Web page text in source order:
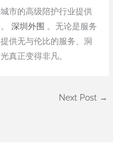
市的高级陪护行业提供
。深圳外围 。无论是服务
供无与伦比的服务、洞
真正变得非凡。
Next Post →